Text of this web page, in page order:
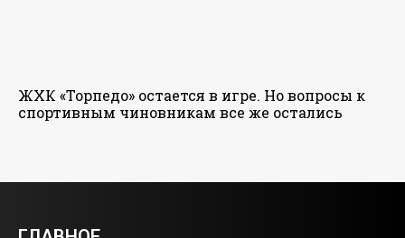
ЖХК «Торпедо» остается в игре. Но вопросы к
спортивным чиновникам все же остались